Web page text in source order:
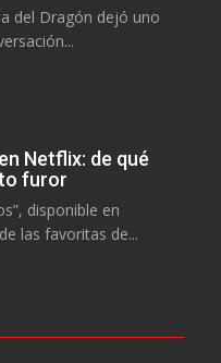
del Dragón dejó uno
Netflix: de qué
furor
disponible en
las favoritas de...